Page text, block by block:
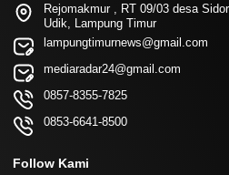
Rejomakmur , RT 09/03 desa
Udik, Lampung Timur
lampungtimurnews@gmail.com
mediaradar24@gmail.com
0857-8355-7825
0853-6641-8500
Follow Kami